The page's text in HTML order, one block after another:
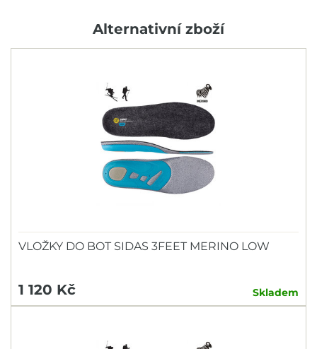
Alternativní zboží
VLOŽKY DO BOT SIDAS 3FEET MERINO LOW
1 120 Kč Skladem